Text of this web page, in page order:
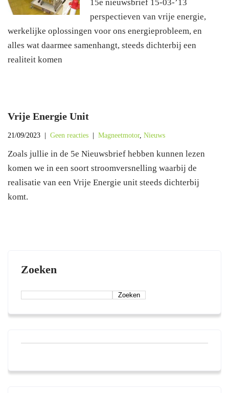
15e nieuwsbrief 15-03-’13
perspectieven van vrije energie,
werkelijke oplossingen voor ons energieprobleem, en
alles wat daarmee samenhangt, steeds dichterbij een
realiteit komen
Vrije Energie Unit
21/09/2023 Geen reacties Magneetmotor, Nieuws
Zoals jullie in de 5e Nieuwsbrief hebben kunnen lezen
komen we in een soort stroomversnelling waarbij de
realisatie van een Vrije Energie unit steeds dichterbij
komt.
Zoeken
Zoeken